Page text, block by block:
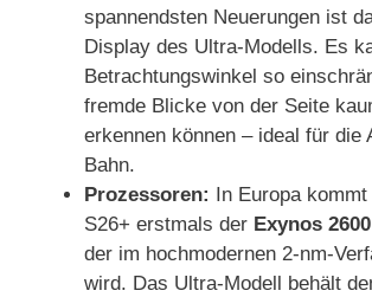
spannendsten Neuerungen ist
Display des Ultra-Modells. Es
Betrachtungswinkel so
fremde Blicke von der Seite
erkennen können – ideal für die
Bahn.
Prozessoren: In Europa
S26+ erstmals der Exynos 2600
der im hochmodernen 2-nm-
wird. Das Ultra-Modell behält